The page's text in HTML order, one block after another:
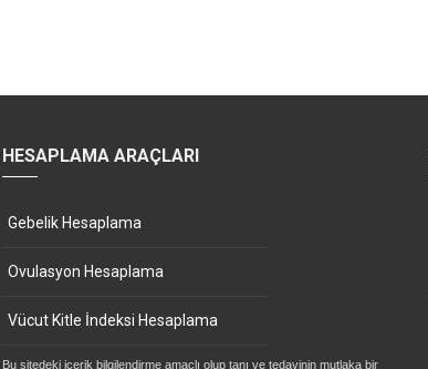
HESAPLAMA ARAÇLARI
Gebelik Hesaplama
Ovulasyon Hesaplama
Vücut Kitle İndeksi Hesaplama
Bu sitedeki içerik bilgilendirme amaçlı olup tanı ve tedavinin mutlaka bir